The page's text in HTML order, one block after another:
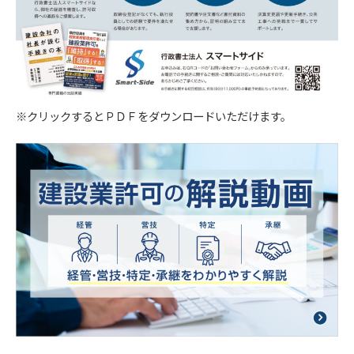
を第三者へ提供します。
【４．個人データを安全に管理するための措置】
当社は個人情報を正確かつ最新の内容に保つよう
努め、不正なアクセス・改ざん・漏えい・滅失及
び毀損から保護するため全従業員及び役員に対し
護規程を設け、現場での管理についても定期的に
点検を行っています。
【５．個人データの第三者提供について】
当社は法令及びガイドラインに別段の定めがある
場合を除き、同意を得ないで第三者に個人情報を
提供することは致しません。
【６．保有個人データの開示、訂正】
当社は本人から個人情報の開示を求められたとき
※クリックするとＰＤＦをダウンロードいただけます。